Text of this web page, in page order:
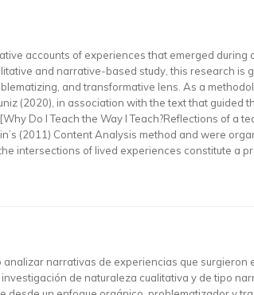
accounts of experiences that emerged
and narrative-based study, this research
and transformative lens. As a
(2020), in association with the text that
Do I Teach the Way I Teach?Reflections of
(2011) Content Analysis method and were
intersections of lived experiences constitute a
narrativas de experiencias que
de naturaleza cualitativa y de tipo